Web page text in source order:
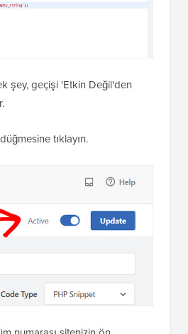
şey, geçişi 'Etkin Değil'den
tıklayın.